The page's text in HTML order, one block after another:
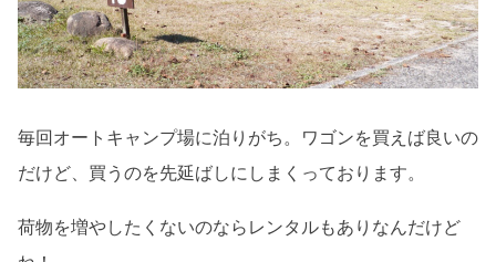
毎回オートキャンプ場に泊りがち。ワゴンを買えば良いの
だけど、買うのを先延ばしにしまくっております。
荷物を増やしたくないのならレンタルもありなんだけど